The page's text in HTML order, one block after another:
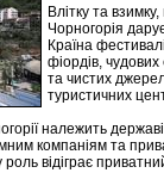
Влітку та
Чорногорія
Країна
фіордів, чудових
та чистих
туристичних
належить
компаніям та
відіграє